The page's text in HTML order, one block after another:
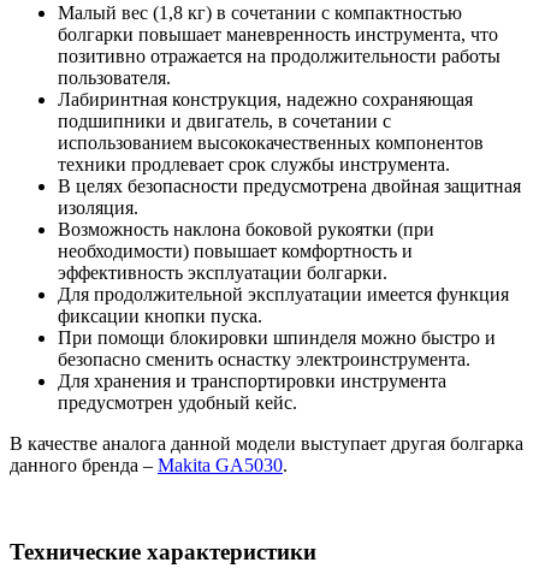
Малый вес (1,8 кг) в сочетании с компактностью
болгарки повышает маневренность инструмента, что
позитивно отражается на продолжительности работы
пользователя.
Лабиринтная конструкция, надежно сохраняющая
подшипники и двигатель, в сочетании с
использованием высококачественных компонентов
техники продлевает срок службы инструмента.
В целях безопасности предусмотрена двойная защитная
изоляция.
Возможность наклона боковой рукоятки (при
необходимости) повышает комфортность и
эффективность эксплуатации болгарки.
Для продолжительной эксплуатации имеется функция
фиксации кнопки пуска.
При помощи блокировки шпинделя можно быстро и
безопасно сменить оснастку электроинструмента.
Для хранения и транспортировки инструмента
предусмотрен удобный кейс.
В качестве аналога данной модели выступает другая болгарка
данного бренда – Makita GA5030.
Технические характеристики